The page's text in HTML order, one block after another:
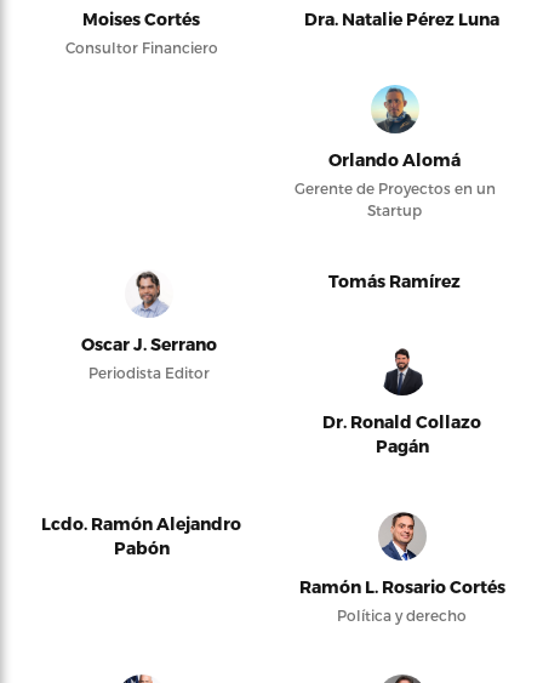
Moises Cortés
Consultor Financiero
Dra. Natalie Pérez Luna
Orlando Alomá
Gerente de Proyectos en un
Startup
Oscar J. Serrano
Periodista Editor
Tomás Ramírez
Dr. Ronald Collazo
Pagán
Lcdo. Ramón Alejandro
Pabón
Ramón L. Rosario Cortés
Política y derecho